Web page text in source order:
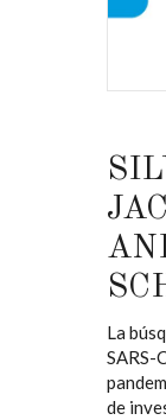
La
SARS-
de